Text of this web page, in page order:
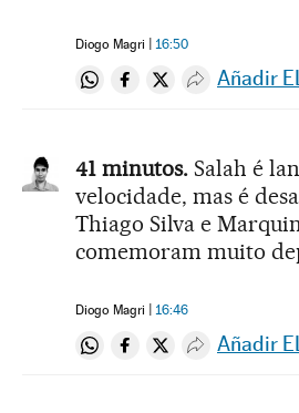
Diogo Magri 16:50
Compartir en Whatsapp
Compartir en
Compartir en
Desplegar
Añadir
41 minutos. Salah é
velocidade, mas é
Thiago Silva e
comemoram muito
Diogo Magri 16:46
Compartir en Whatsapp
Compartir en
Compartir en
Desplegar
Añadir